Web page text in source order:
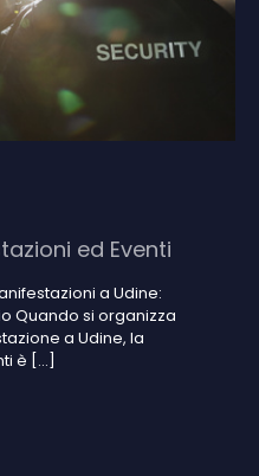
ed Eventi
a Udine:
Quando si organizza
a Udine, la
è […]